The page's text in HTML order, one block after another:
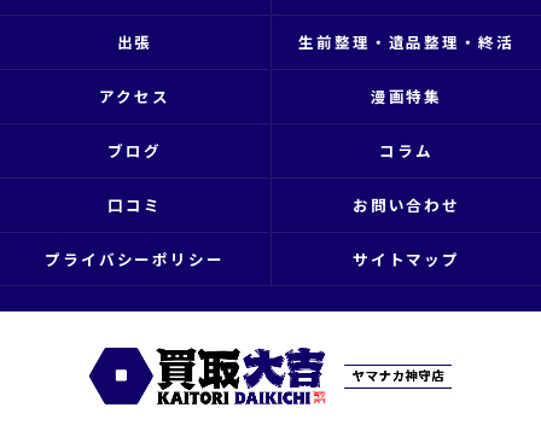
出張 生前整理・遺品整理・終活
アクセス 漫画特集
ブログ コラム
口コミ お問い合わせ
プライバシーポリシー サイトマップ